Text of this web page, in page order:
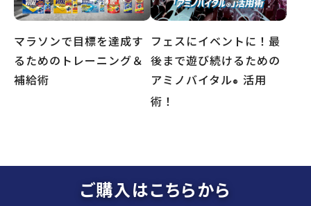
マラソンで⽬標を達成す
るためのトレーニング＆
補給術
フェスにイベントに！最
後まで遊び続けるための
アミノバイタル® ︎ 活用
術！
ご購入はこちらから